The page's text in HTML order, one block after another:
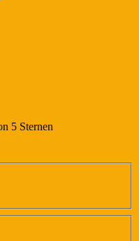
5 Sternen